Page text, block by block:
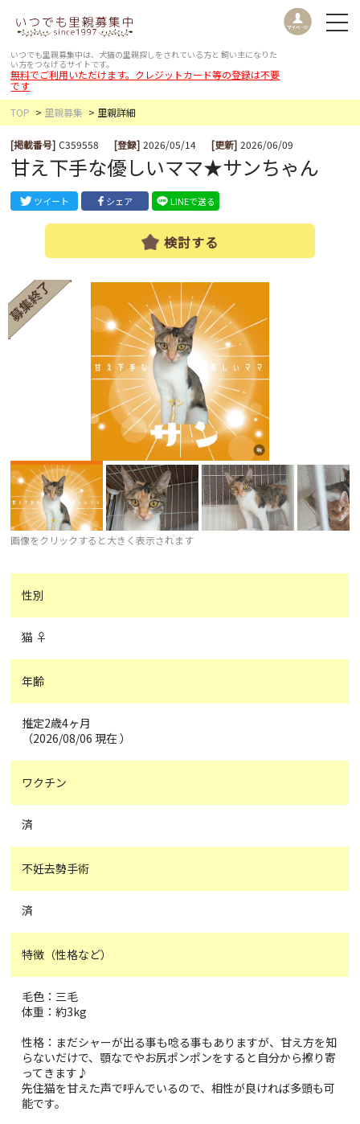
いつでも里親募集中は、犬猫の里親探しをされている方と 飼い主になりた
い方をつなげるサイトです。
無料でご利用いただけます。クレジットカード等の登録は不要
です
TOP
里親募集 里親詳細
[掲載番号] C359558 [登録] 2026/05/14 [更新] 2026/06/09
甘え下手な優しいママ★サンちゃん
ツイート シェア LINEで送る
検討する
画像をクリックすると大きく表示されます
性別
猫 ♀
年齢
推定2歳4ヶ月
（2026/08/06 現在 ）
ワクチン
済
不妊去勢手術
済
特徴（性格など）
毛色：三毛
体重：約3kg
性格：まだシャーが出る事も唸る事もありますが、甘え方を知
らないだけで、顎なでやお尻ポンポンをすると自分から擦り寄
ってきます♪
先住猫を甘えた声で呼んでいるので、相性が良ければ多頭も可
能です。